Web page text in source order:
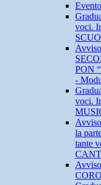
voci.
PON
-
voci.
la
tante